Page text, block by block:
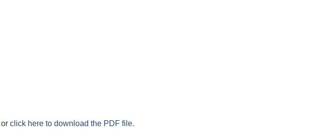
or click here to download the PDF file.